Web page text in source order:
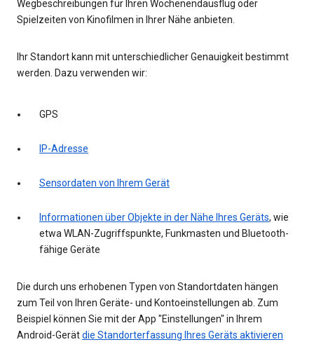
Wegbeschreibungen für Ihren Wochenendausflug oder
Spielzeiten von Kinofilmen in Ihrer Nähe anbieten.
Ihr Standort kann mit unterschiedlicher Genauigkeit bestimmt
werden. Dazu verwenden wir:
GPS
IP-Adresse
Sensordaten von Ihrem Gerät
Informationen über Objekte in der Nähe Ihres Geräts, wie
etwa WLAN-Zugriffspunkte, Funkmasten und Bluetooth-
fähige Geräte
Die durch uns erhobenen Typen von Standortdaten hängen
zum Teil von Ihren Geräte- und Kontoeinstellungen ab. Zum
Beispiel können Sie mit der App "Einstellungen" in Ihrem
Android-Gerätdie Standorterfassung Ihres Geräts aktivieren